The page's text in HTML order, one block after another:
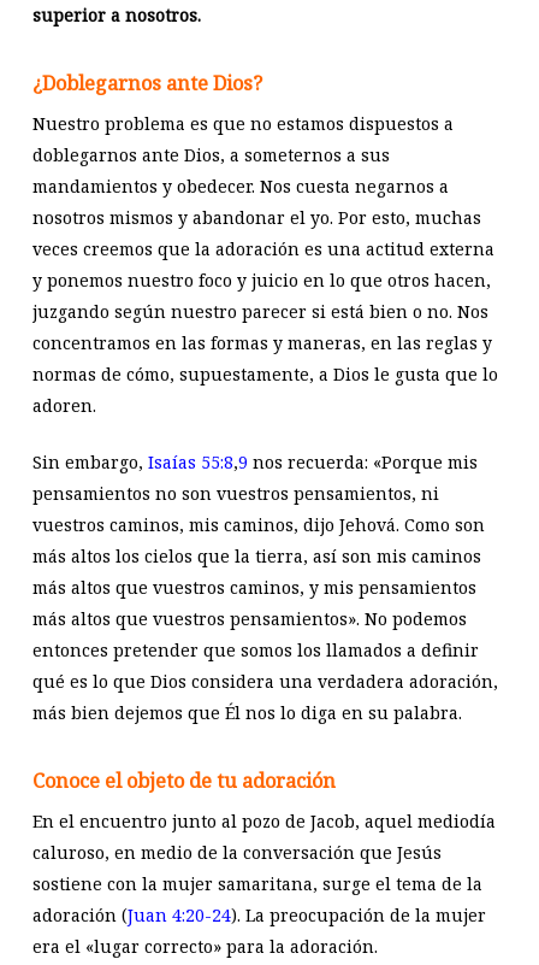
superior a nosotros.
¿Doblegarnos ante Dios?
Nuestro problema es que no estamos dispuestos a
doblegarnos ante Dios, a someternos a sus
mandamientos y obedecer. Nos cuesta negarnos a
nosotros mismos y abandonar el yo. Por esto, muchas
veces creemos que la adoración es una actitud externa
y ponemos nuestro foco y juicio en lo que otros hacen,
juzgando según nuestro parecer si está bien o no. Nos
concentramos en las formas y maneras, en las reglas y
normas de cómo, supuestamente, a Dios le gusta que lo
adoren.
Sin embargo, Isaías 55:8,9 nos recuerda: «Porque mis
pensamientos no son vuestros pensamientos, ni
vuestros caminos, mis caminos, dijo Jehová. Como son
más altos los cielos que la tierra, así son mis caminos
más altos que vuestros caminos, y mis pensamientos
más altos que vuestros pensamientos». No podemos
entonces pretender que somos los llamados a definir
qué es lo que Dios considera una verdadera adoración,
más bien dejemos que Él nos lo diga en su palabra.
Conoce el objeto de tu adoración
En el encuentro junto al pozo de Jacob, aquel mediodía
caluroso, en medio de la conversación que Jesús
sostiene con la mujer samaritana, surge el tema de la
adoración (Juan 4:20-24). La preocupación de la mujer
era el «lugar correcto» para la adoración.